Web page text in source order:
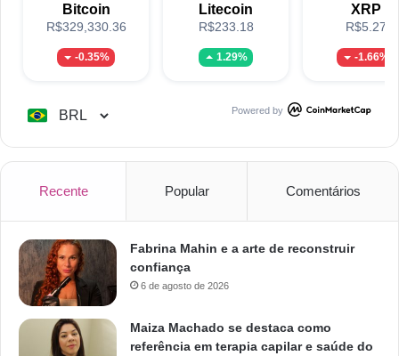
Bitcoin
R$329,330.36
-0.35%
Litecoin
R$233.18
1.29%
XRP
R$5.27
-1.66%
Powered by
Recente Popular Comentários
Fabrina Mahin e a arte de reconstruir
confiança
6 de agosto de 2026
Maiza Machado se destaca como
referência em terapia capilar e saúde do